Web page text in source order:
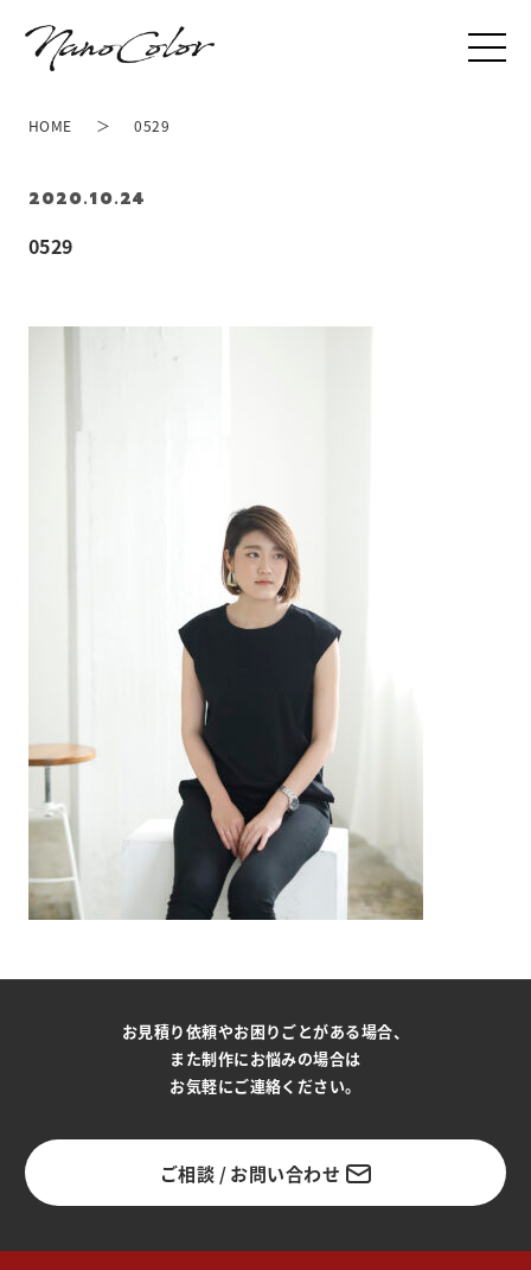
0529
2020.10.24
HOME 0529
お見積り依頼やお困りごとがある場合、
また制作にお悩みの場合は
お気軽にご連絡ください。
ご相談 / お問い合わせ